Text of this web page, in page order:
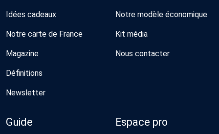
Idées cadeaux
Notre carte de France
Magazine
Définitions
Newsletter
Notre modèle économique
Kit média
Nous contacter
Guide Espace pro